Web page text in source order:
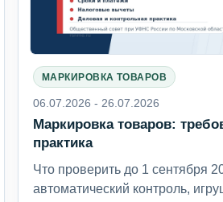
МАРКИРОВКА ТОВАРОВ
06.07.2026 - 26.07.2026
Маркировка товаров:
практика
Что проверить до 1 сентября
автоматический контроль,